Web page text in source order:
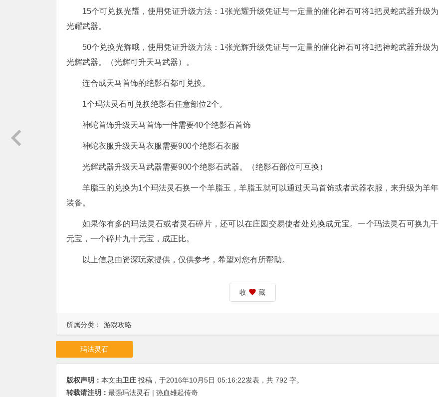
所属分类： 游戏攻略
15个可兑换光耀，使用凭证升级方法：1张光耀升级凭证与一定量的催化神石可将1把灵蛇武器升级为
光耀武器。
50个兑换光辉哦，使用凭证升级方法：1张光辉升级凭证与一定量的催化神石可将1把神蛇武器升级为
光辉武器。（光辉可升天马武器）。
连合成天马首饰的绝影石都可兑换。
1个玛法灵石可兑换绝影石任意部位2个。
神蛇首饰升级天马首饰一件需要40个绝影石首饰
神蛇衣服升级天马衣服需要900个绝影石衣服
光辉武器升级天马武器需要900个绝影石武器。（绝影石部位可互换）
羊脂玉的兑换为1个玛法灵石换一个羊脂玉，羊脂玉就可以通过天马首饰或者武器衣服，来升级为羊年
装备。
如果你有多的玛法灵石或者灵石碎片，还可以在庄园交易使者处兑换成元宝。一个玛法灵石可换九千
元宝，一个碎片九十元宝，成正比。
以上信息由资深玩家提供，仅供参考，希望对您有所帮助。
收 藏
玛法灵石
版权声明： 本文由卫庄 投稿，于2016年10月5日 05:16:22发表，共 792 字。
转载请注明： 最强玛法灵石 | 热血雄起传奇